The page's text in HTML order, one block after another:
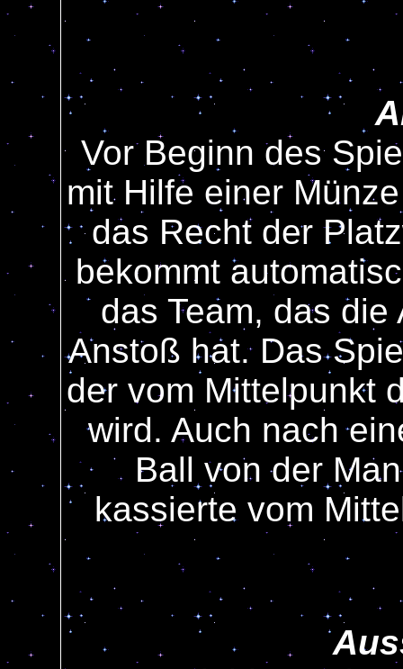
Vor Beginn des
mit Hilfe einer
das Recht der
bekommt
das Team, das
Anstoß hat. Das
der vom Mittelpunkt
wird. Auch nach
Ball von der
kassierte vom